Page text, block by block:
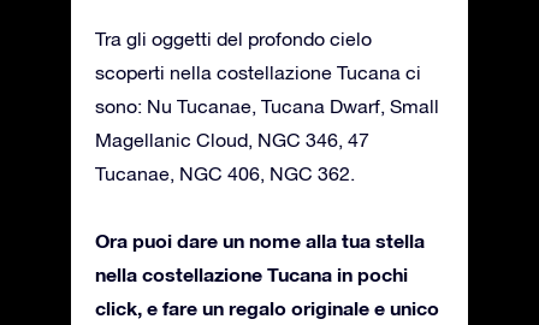
Tra gli oggetti del profondo cielo
scoperti nella costellazione Tucana ci
sono: Nu Tucanae, Tucana Dwarf, Small
Magellanic Cloud, NGC 346, 47
Tucanae, NGC 406, NGC 362.
Ora puoi dare un nome alla tua stella
nella costellazione Tucana in pochi
click, e fare un regalo originale e unico